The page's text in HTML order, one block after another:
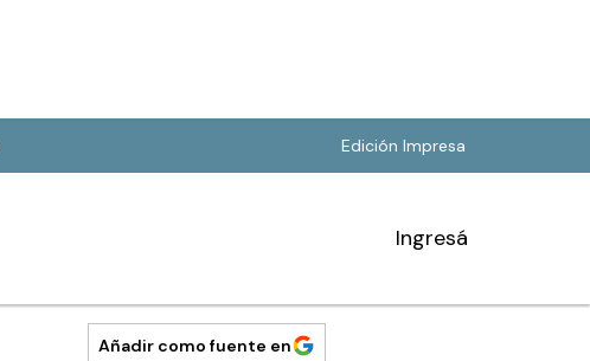
Edición Impresa
Ingresá
Añadir como fuente en